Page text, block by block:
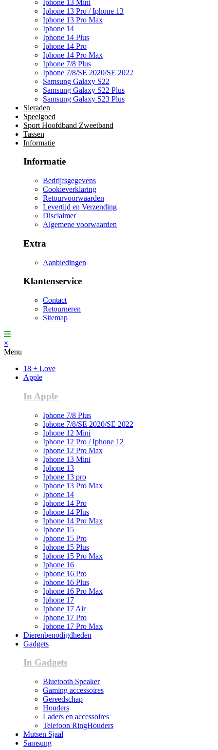
Iphone 13 Mini
Iphone 13 Pro / Iphone 13
Iphone 13 Pro Max
Iphone 14
Iphone 14 Plus
Iphone 14 Pro
Iphone 14 Pro Max
Iphone 7/8 Plus
Iphone 7/8/SE 2020/SE 2022
Samsung Galaxy S22
Samsung Galaxy S22 Plus
Samsung Galaxy S23 Plus
Sieraden
Speelgoed
Sport Hoofdband Zweetband
Tassen
Informatie
Informatie
Bedrijfsgegevens
Cookieverklaring
Retourvoorwaarden
Levertijd en Verzending
Disclaimer
Algemene voorwaarden
Extra
Aanbiedingen
Klantenservice
Contact
Retourneren
Sitemap
×
Menu
18 + Love
Apple
In Apple
Iphone 7/8 Plus
Iphone 7/8/SE 2020/SE 2022
Iphone 12 Mini
Iphone 12 Pro / Iphone 12
Iphone 12 Pro Max
Iphone 13 Mini
Iphone 13
Iphone 13 pro
Iphone 13 Pro Max
Iphone 14
Iphone 14 Pro
Iphone 14 Plus
Iphone 14 Pro Max
Iphone 15
Iphone 15 Pro
Iphone 15 Plus
Iphone 15 Pro Max
Iphone 16
Iphone 16 Pro
Iphone 16 Plus
Iphone 16 Pro Max
Iphone 17
Iphone 17 Air
Iphone 17 Pro
Iphone 17 Pro Max
Dierenbenodigdheden
Gadgets
In Gadgets
Bluetooth Speaker
Gaming accessoires
Gereedschap
Houders
Laders en accessoires
Telefoon RingHouders
Mutsen Sjaal
Samsung